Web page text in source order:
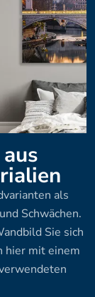
als
Schwächen.
Sie sich
hier mit einem